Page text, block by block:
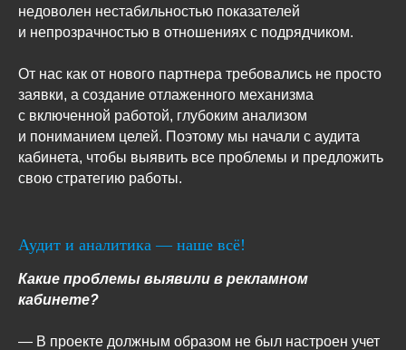
недоволен нестабильностью показателей
и непрозрачностью в отношениях с подрядчиком.
От нас как от нового партнера требовались не просто
заявки, а создание отлаженного механизма
с включенной работой, глубоким анализом
и пониманием целей. Поэтому мы начали с аудита
кабинета, чтобы выявить все проблемы и предложить
свою стратегию работы.
Аудит и аналитика — наше всё!
Какие проблемы выявили в рекламном
кабинете?
— В проекте должным образом не был настроен учет